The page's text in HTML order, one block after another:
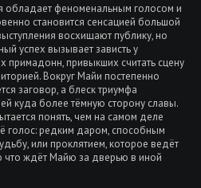
феноменальным голосом и
становится сенсацией большой
восхищают публику, но
успех вызывает зависть у
примадонн, привыкших считать сцену
Вокруг Майи постепенно
заговор, а блеск триумфа
куда более тёмную сторону славы.
понять, чем на самом деле
голос: редким даром, способным
или проклятием, которое ведёт
что ждёт Майю за дверью в иной